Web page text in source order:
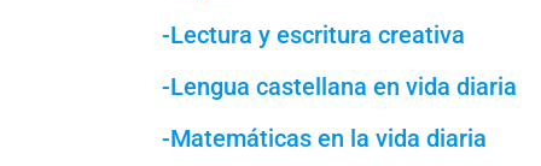
-Lectura y escritura creativa
-Lengua castellana en vida diaria
-Matemáticas en la vida diaria